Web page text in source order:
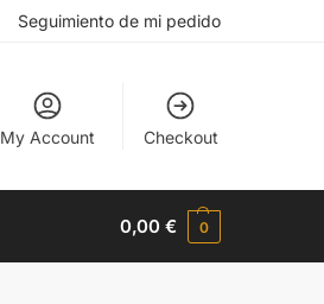
Seguimiento de mi pedido
My Account Checkout
0,00€ 0